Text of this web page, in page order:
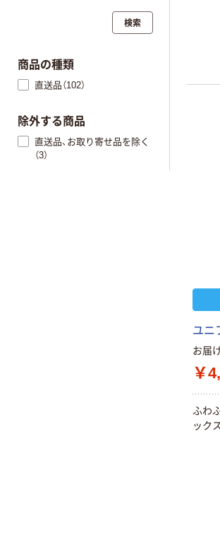
ユニ
お届
￥
ふわ
ックス
検索
商品の種類
直送品（102）
除外する商品
直送品、お取り寄せ品を除く
（3）